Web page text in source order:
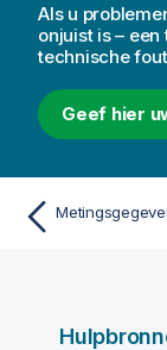
Als u
onjuist is –
technische
Geef hier